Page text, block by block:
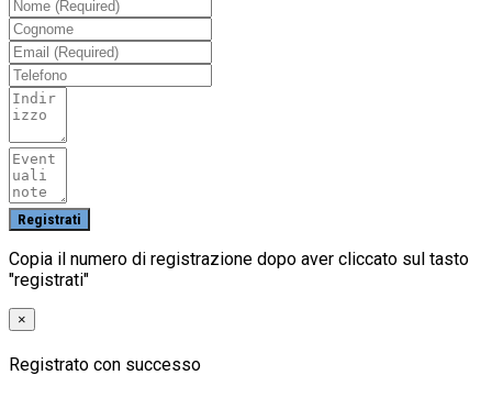
Copia il numero di registrazione dopo aver cliccato sul tasto
"registrati"
×
Registrato con successo